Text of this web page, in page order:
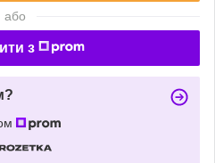
або
з